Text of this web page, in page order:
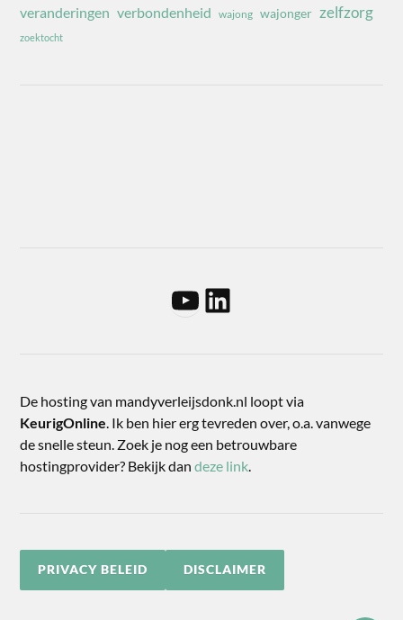
veranderingen verbondenheid wajong wajonger zelfzorg
zoektocht
De hosting van mandyverleijsdonk.nl loopt via
KeurigOnline . Ik ben hier erg tevreden over, o.a. vanwege
de snelle steun. Zoek je nog een betrouwbare
hostingprovider? Bekijk dandeze link
PRIVACY BELEID DISCLAIMER